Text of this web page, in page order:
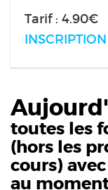
Tarif : 4.90€
INSCRIPTION
toutes les
(hors les
cours)
au